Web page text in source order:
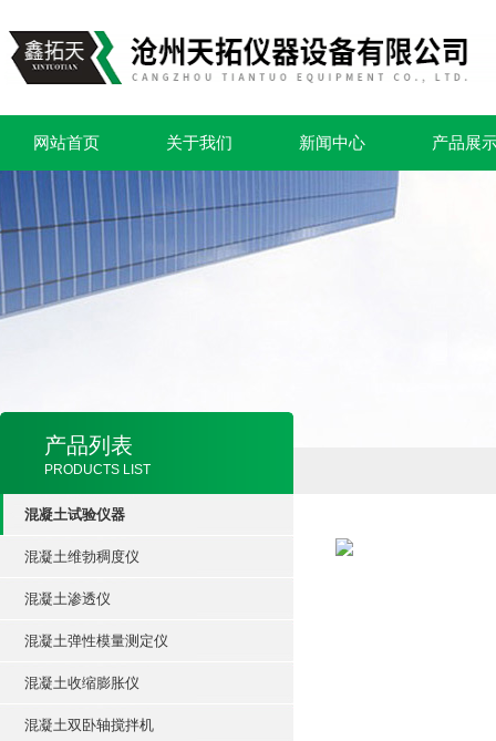
网站首页 关于我们 新闻中心 产品展
产品列表
PRODUCTS LIST
混凝土试验仪器
混凝土维勃稠度仪
混凝土渗透仪
混凝土弹性模量测定仪
混凝土收缩膨胀仪
混凝土双卧轴搅拌机